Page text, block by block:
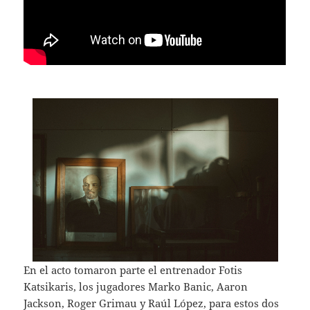
En el acto tomaron parte el entrenador Fotis
Katsikaris, los jugadores Marko Banic, Aaron
Jackson, Roger Grimau y Raúl López, para estos dos